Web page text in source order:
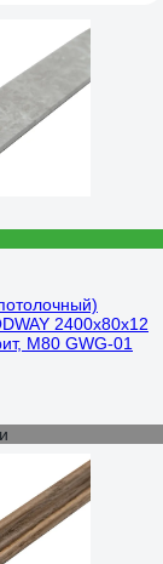
2400x80x12
M80 GWG-01